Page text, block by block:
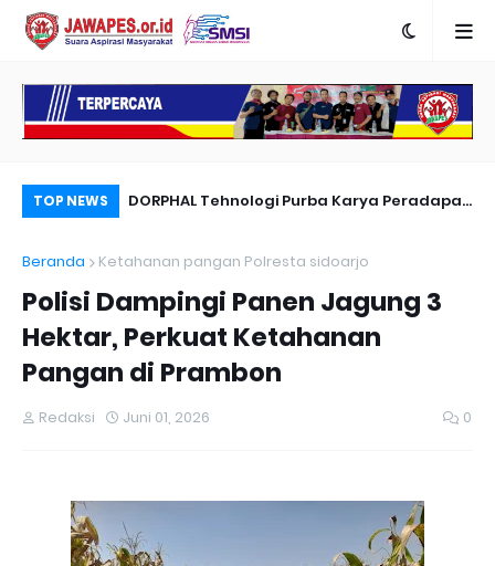
TOP NEWS
Anies
DORPHAL Tehnologi Purba Karya Peradapan
Beranda
Ketahanan pangan Polresta sidoarjo
Polisi Dampingi Panen Jagung 3
Hektar, Perkuat Ketahanan
Pangan di Prambon
Redaksi Juni 01, 2026 0